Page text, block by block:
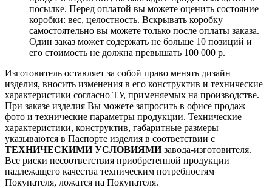
посылке. Перед оплатой вы можете оценить состояние
коробки: вес, целостность. Вскрывать коробку
самостоятельно вы можете только после оплаты заказа.
Один заказ может содержать не больше 10 позиций и
его стоимость не должна превышать 100 000 р.
Изготовитель оставляет за собой право менять дизайн
изделия, вносить изменения в его конструктив и технические
характеристики согласно ТУ, применяемых на производстве.
При заказе изделия Вы можете запросить в офисе продаж
фото и технические параметры продукции. Технические
характеристики, конструктив, габаритные размеры
указываются в Паспорте изделия в соответствии с
ТЕХНИЧЕСКИМИ УСЛОВИЯМИзавода-изготовителя.
Все риски несоответствия приобретенной продукции
надлежащего качества техническим потребностям
Покупателя, ложатся на Покупателя.